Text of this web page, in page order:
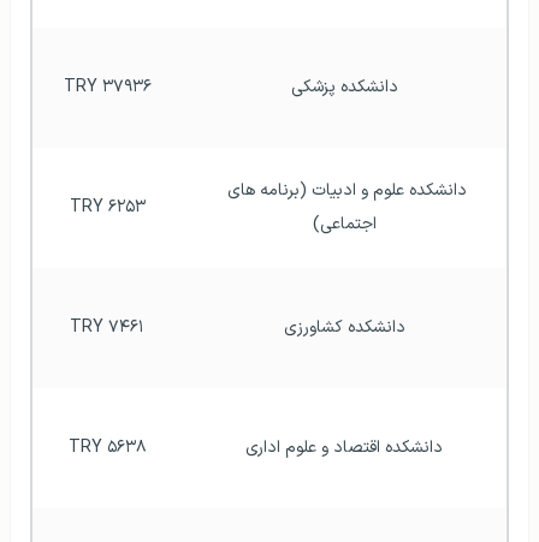
دانشکده پزشکی ۳۷۹۳۶ TRY
اجتماعی)
۶۲۵۳ TRY
دانشکده کشاورزی ۷۴۶۱ TRY
دانشکده اقتصاد و علوم اداری ۵۶۳۸ TRY